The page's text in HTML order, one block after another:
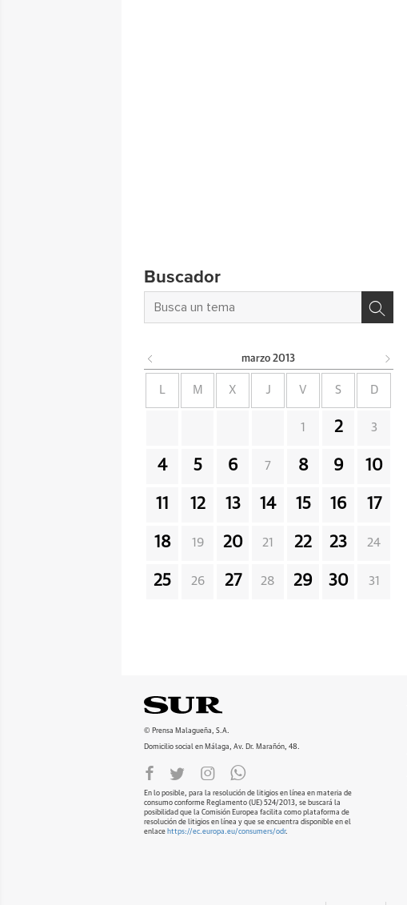
Buscador
marzo 2013
L M X J V S D
1 2 3
4 5 6 7 8 9 10
11 12 13 14 15 16 17
18 19 20 21 22 23 24
25 26 27 28 29 30 31
© Prensa Malagueña, S.A.
Domicilio social en Málaga, Av. Dr. Marañón, 48.
En lo posible, para la resolución de litigios en línea en materia de
consumo conforme Reglamento (UE) 524/2013, se buscará la
posibilidad que la Comisión Europea facilita como plataforma de
resolución de litigios en línea y que se encuentra disponible en el
enlace https://ec.europa.eu/consumers/odr.